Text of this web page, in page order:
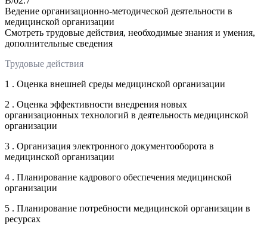
Ведение организационно-методической деятельности в
медицинской организации
Смотреть трудовые действия, необходимые знания и умения,
дополнительные сведения
Трудовые действия
1 . Оценка внешней среды медицинской организации
2 . Оценка эффективности внедрения новых
организационных технологий в деятельность медицинской
организации
3 . Организация электронного документооборота в
медицинской организации
4 . Планирование кадрового обеспечения медицинской
организации
5 . Планирование потребности медицинской организации в
ресурсах